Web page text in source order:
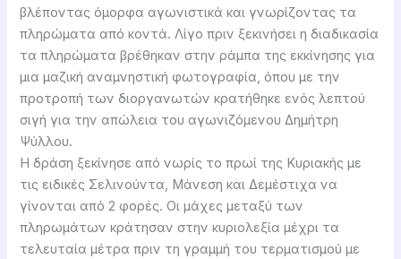
βλέποντας όμορφα αγωνιστικά και γνωρίζοντας τα
πληρώματα από κοντά. Λίγο πριν ξεκινήσει η διαδικασία
τα πληρώματα βρέθηκαν στην ράμπα της εκκίνησης για
μια μαζική αναμνηστική φωτογραφία, όπου με την
προτροπή των διοργανωτών κρατήθηκε ενός λεπτού
σιγή για την απώλεια του αγωνιζόμενου Δημήτρη
Ψύλλου.
Η δράση ξεκίνησε από νωρίς το πρωί της Κυριακής με
τις ειδικές Σελινούντα, Μάνεση και Δεμέστιχα να
γίνονται από 2 φορές. Οι μάχες μεταξύ των
πληρωμάτων κράτησαν στην κυριολεξία μέχρι τα
τελευταία μέτρα πριν τη γραμμή του τερματισμού με